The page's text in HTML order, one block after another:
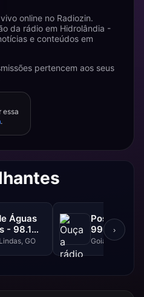
online no Radiozin.
da rádio em Hidrolândia -
e conteúdos em
pertencem aos seus
essa
.
Águas
- 98.1
GO
Positiva
99.1 FM
Goiânia, GO
›